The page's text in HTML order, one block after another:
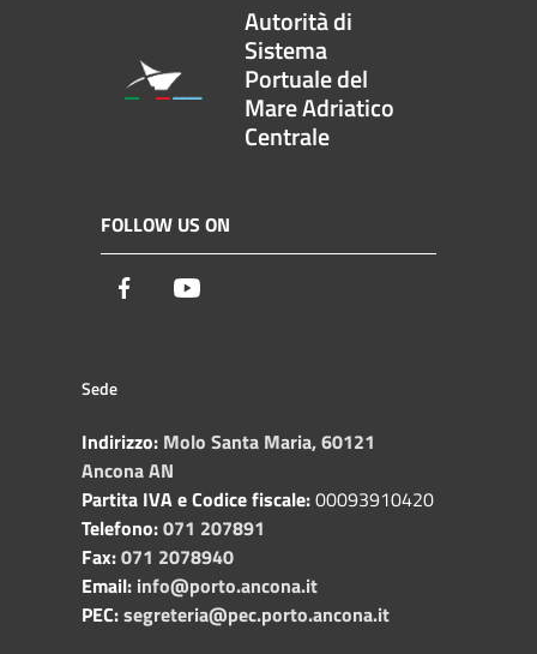
Autorità di
Sistema
Portuale del
Mare Adriatico
Centrale
FOLLOW US ON
Facebook
Sede
Indirizzo: Molo Santa Maria, 60121
Ancona AN
Partita IVA e Codice fiscale:00093910420
Telefono:071 207891
Fax:071 2078940
Email: info@porto.ancona.it
PEC:segreteria@pec.porto.ancona.it